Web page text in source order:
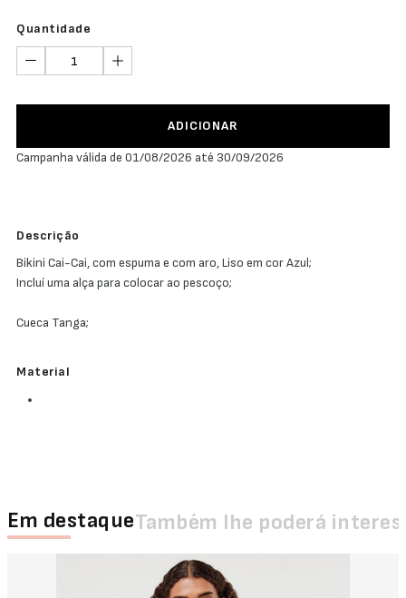
Quantidade
ADICIONAR
Campanha válida de 01/08/2026 até 30/09/2026
Descrição
Bikini Cai-Cai, com espuma e com aro, Liso em cor Azul;
Incluí uma alça para colocar ao pescoço;
Cueca Tanga;
Material
Em destaqueTambém lhe poderá